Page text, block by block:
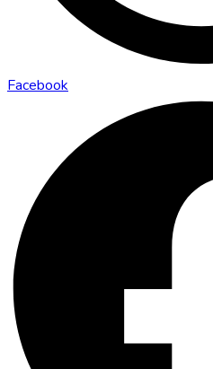
Facebook